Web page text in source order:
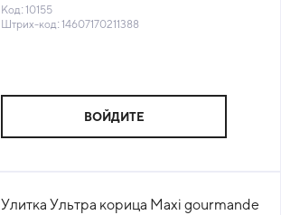
(КОР) (КОД 10155) (-18°С)
Код: 10155
Штрих-код: 14607170211388
ВОЙДИТЕ
Улитка Ультра корица Maxi gourmande